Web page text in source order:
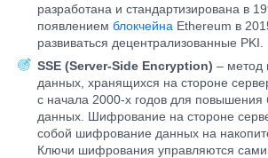
разработана и стандартизирована в
появлением блокчейна Ethereum в
развиваться децентрализованные PKI.
SSE (Server-Side Encryption) – метод
данных, хранящихся на стороне
с начала 2000-х годов для повышения
данных. Шифрование на стороне
собой шифрование данных на
Ключи шифрования управляются